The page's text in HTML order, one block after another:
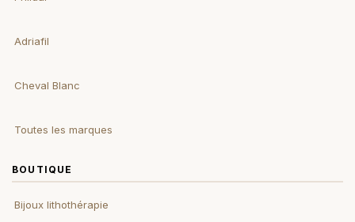
Adriafil
Cheval Blanc
Toutes les marques
BOUTIQUE
Bijoux lithothérapie